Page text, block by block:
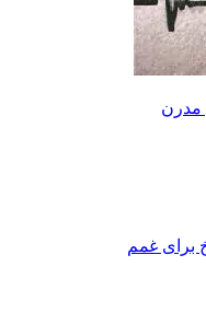
مدرن
برای غمم